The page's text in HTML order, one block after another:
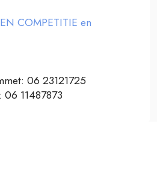
COMPETITIE en
06 23121725
06 11487873